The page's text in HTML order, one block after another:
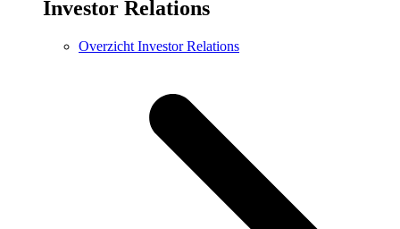
Investor Relations
Overzicht Investor Relations